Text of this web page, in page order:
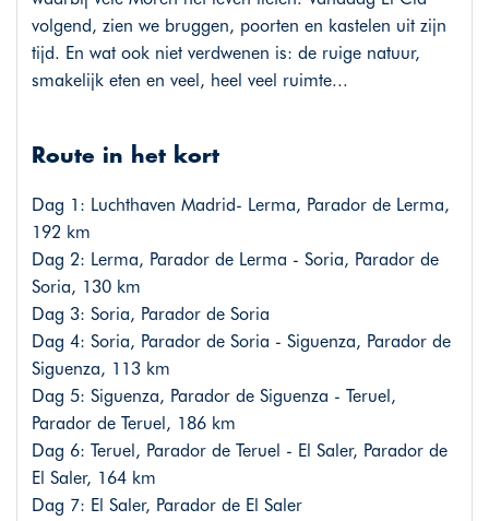
volgend, zien we bruggen, poorten en kastelen uit zijn
tijd. En wat ook niet verdwenen is: de ruige natuur,
smakelijk eten en veel, heel veel ruimte...
Route in het kort
Dag 1: Luchthaven Madrid- Lerma, Parador de Lerma,
192 km
Dag 2: Lerma, Parador de Lerma - Soria, Parador de
Soria, 130 km
Dag 3: Soria, Parador de Soria
Dag 4: Soria, Parador de Soria - Siguenza, Parador de
Siguenza, 113 km
Dag 5: Siguenza, Parador de Siguenza - Teruel,
Parador de Teruel, 186 km
Dag 6: Teruel, Parador de Teruel - El Saler, Parador de
El Saler, 164 km
Dag 7: El Saler, Parador de El Saler